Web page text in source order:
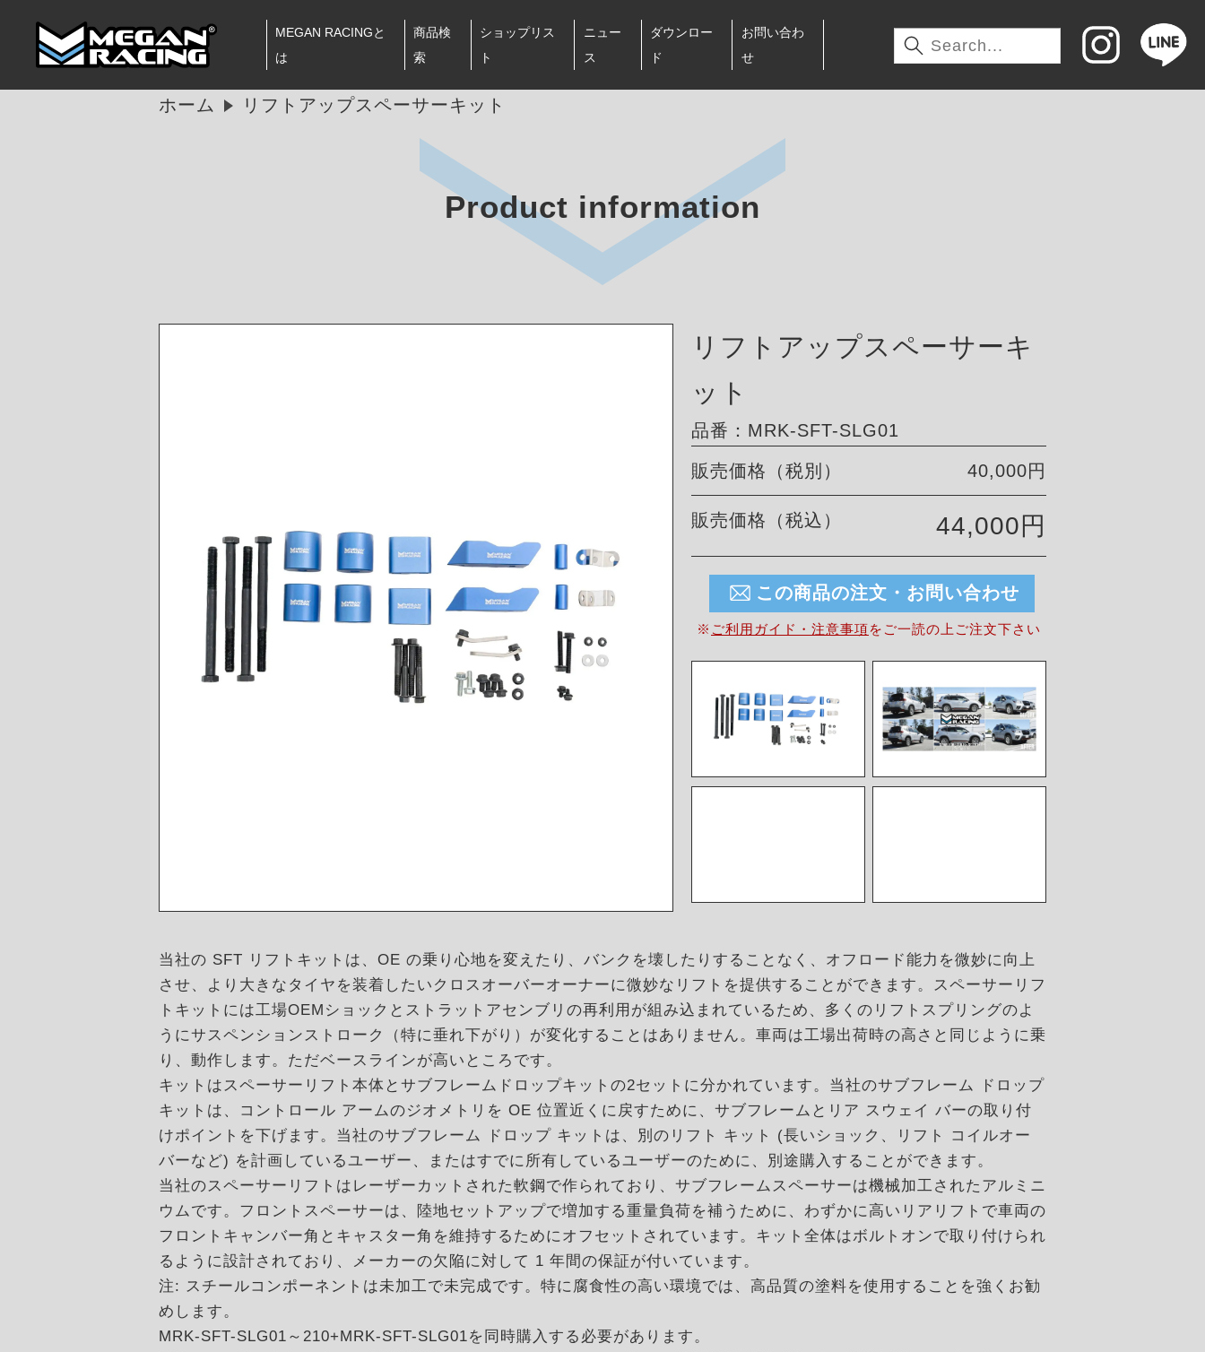
MEGAN RACINGと
は
商品検
索
ショップリス
ト
ニュー
ス
ダウンロー
ド
お問い合わ
せ
ホーム リフトアップスペーサーキット
Product information
リフトアップスペーサーキ
ット
品番：MRK-SFT-SLG01
販売価格（税別） 40,000円
販売価格（税込） 44,000円
この商品の注文・お問い合わせ
※ ご利用ガイド・注意事項を ご一読の上ご注文下さい
当社の SFT リフトキットは、OE の乗り心地を変えたり、バンクを壊したりすることなく、オフロード能力を微妙に向上
させ、より大きなタイヤを装着したいクロスオーバーオーナーに微妙なリフトを提供することができます。スペーサーリフ
トキットには工場OEMショックとストラットアセンブリの再利用が組み込まれているため、多くのリフトスプリングのよ
うにサスペンションストローク（特に垂れ下がり）が変化することはありません。車両は工場出荷時の高さと同じように乗
り、動作します。ただベースラインが高いところです。
キットはスペーサーリフト本体とサブフレームドロップキットの2セットに分かれています。当社のサブフレーム ドロップ
キットは、コントロール アームのジオメトリを OE 位置近くに戻すために、サブフレームとリア スウェイ バーの取り付
けポイントを下げます。当社のサブフレーム ドロップ キットは、別のリフト キット (長いショック、リフト コイルオー
バーなど) を計画しているユーザー、またはすでに所有しているユーザーのために、別途購入することができます。
当社のスペーサーリフトはレーザーカットされた軟鋼で作られており、サブフレームスペーサーは機械加工されたアルミニ
ウムです。フロントスペーサーは、陸地セットアップで増加する重量負荷を補うために、わずかに高いリアリフトで車両の
フロントキャンバー角とキャスター角を維持するためにオフセットされています。キット全体はボルトオンで取り付けられ
るように設計されており、メーカーの欠陥に対して 1 年間の保証が付いています。
注: スチールコンポーネントは未加工で未完成です。特に腐食性の高い環境では、高品質の塗料を使用することを強くお勧
めします。
MRK-SFT-SLG01～210+MRK-SFT-SLG01を同時購入する必要があります。